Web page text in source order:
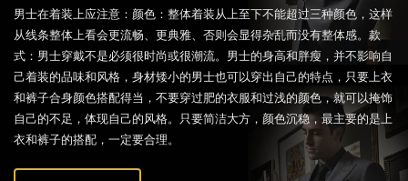
男士在着装上应注意：颜色：整体着装从上至下不能超过三种颜色，这样
从线条整体上看会更流畅、更典雅、否则会显得杂乱而没有整体感。款
式：男士穿戴不是必须很时尚或很潮流。男士的身高和胖瘦，并不影响自
己着装的品味和风格，身材矮小的男士也可以穿出自己的特点，只要上衣
和裤子合身颜色搭配得当，不要穿过肥的衣服和过浅的颜色，就可以掩饰
自己的不足，体现自己的风格。只要简洁大方，颜色沉稳，最主要的是上
衣和裤子的搭配，一定要合理。